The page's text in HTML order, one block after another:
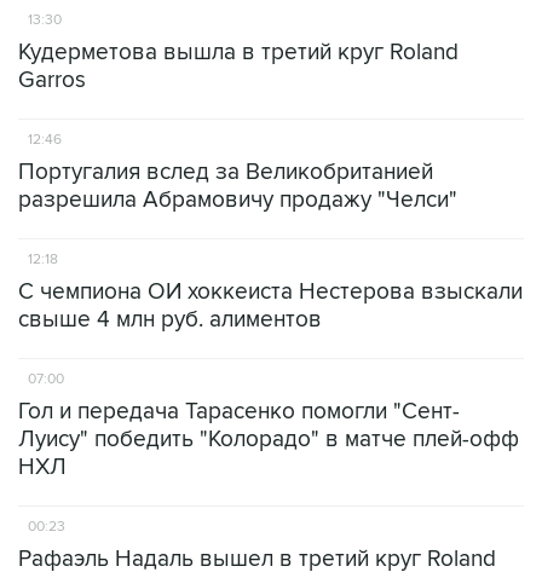
13:30
Кудерметова вышла в третий круг Roland
Garros
12:46
Португалия вслед за Великобританией
разрешила Абрамовичу продажу "Челси"
12:18
С чемпиона ОИ хоккеиста Нестерова взыскали
свыше 4 млн руб. алиментов
07:00
Гол и передача Тарасенко помогли "Сент-
Луису" победить "Колорадо" в матче плей-офф
НХЛ
00:23
Рафаэль Надаль вышел в третий круг Roland